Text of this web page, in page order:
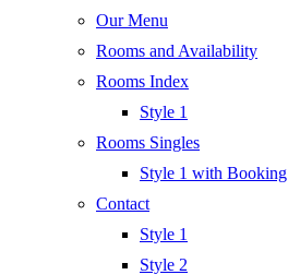
Our Menu
Rooms and Availability
Rooms Index
Style 1
Rooms Singles
Style 1 with Booking
Contact
Style 1
Style 2